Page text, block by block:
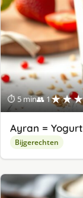
⏱ 5 min👥 1
Ayran =
Bijgerechten